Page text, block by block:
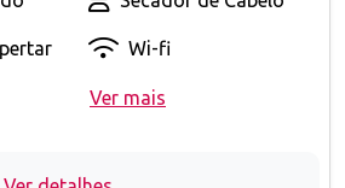
Wi-fi
Ver mais